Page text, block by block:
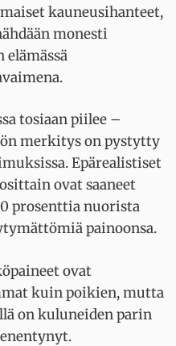
kauneusihanteet,
monesti
elämässä
tosiaan piilee –
merkitys on pystytty
Epärealistiset
ovat saaneet
prosenttia nuorista
painoonsa.
ovat
kuin poikien, mutta
on kuluneiden parin